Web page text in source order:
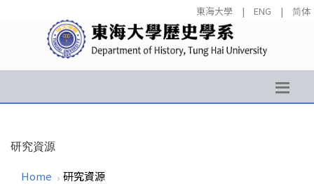
東海大學 | ENG | 简体
研究資源
Home 研究資源